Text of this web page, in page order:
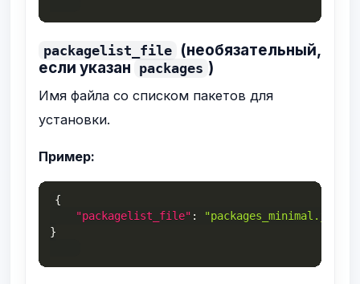
packagelist_file
(необязательный,
если указан
packages )
Имя файла со списком пакетов для
установки.
Пример:
{
"packagelist_file" :
"packages_minimal.json"
}